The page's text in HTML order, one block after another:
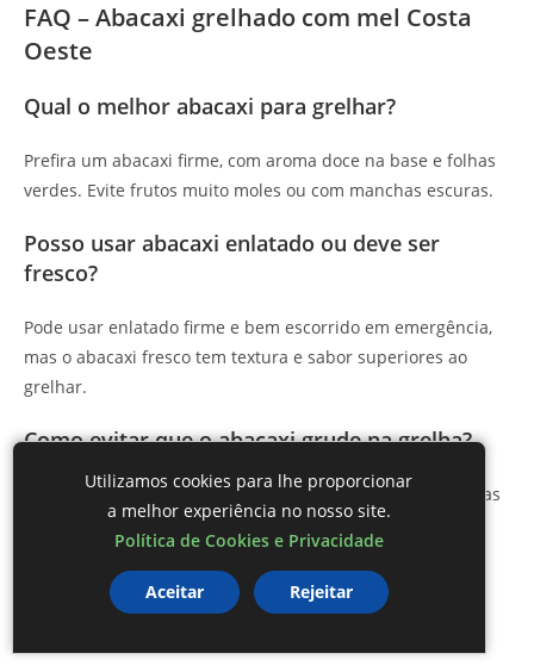
FAQ – Abacaxi grelhado com mel Costa
Oeste
Qual o melhor abacaxi para grelhar?
Prefira um abacaxi firme, com aroma doce na base e folhas
verdes. Evite frutos muito moles ou com manchas escuras.
Posso usar abacaxi enlatado ou deve ser
fresco?
Pode usar enlatado firme e bem escorrido em emergência,
mas o abacaxi fresco tem textura e sabor superiores ao
grelhar.
Como evitar que o abacaxi grude na grelha?
Unte levemente a grelha ou frigideira com óleo e pincele as
fatias com manteiga ou óleo antes de colocar; evite virar
Posso substituir o mel Costa Oeste por outro
Utilizamos cookies para lhe proporcionar
a melhor experiência no nosso site.
Política de Cookies e Privacidade
Aceitar Rejeitar